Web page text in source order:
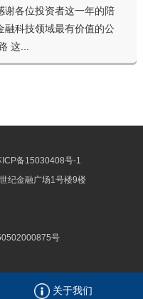
各位投资者这一年的陪
融科技领域最有价值的公
这...
ICP备15030408号-1
纪金融广场1号楼9楼
号
关于我们